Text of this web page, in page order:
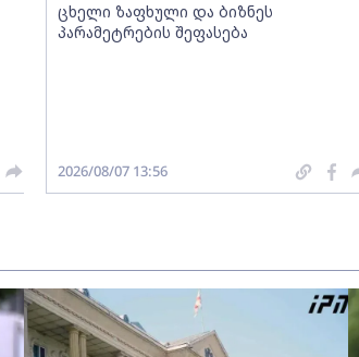
ცხელი ზაფხული და ბიზნეს
პარამეტრების შეფასება
2026/08/07 13:56